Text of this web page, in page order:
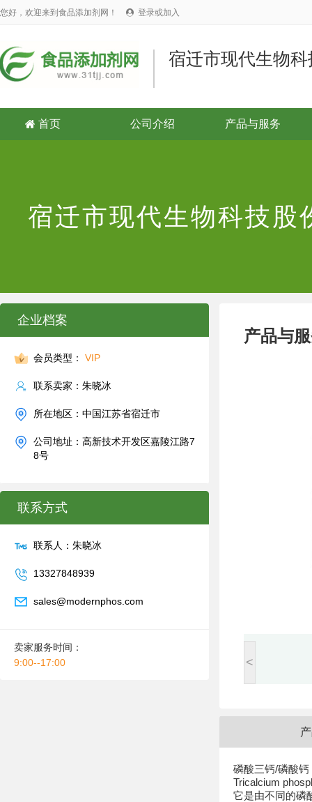
您好，欢迎来到食品添加剂网！  登录或加入
宿迁市现代生物
 首页 公司介绍 产品与服务
宿迁市现代生物科技股
企业档案
会员类型： VIP
联系卖家：朱晓冰
所在地区：中国江苏省宿迁市
公司地址：高新技术开发区嘉陵江路7
8号
联系方式
联系人：朱晓冰
13327848939
sales@modernphos.com
卖家服务时间：
9:00--17:00
产品与
<
磷酸三钙/磷酸钙
Tricalcium
它是由不同的磷